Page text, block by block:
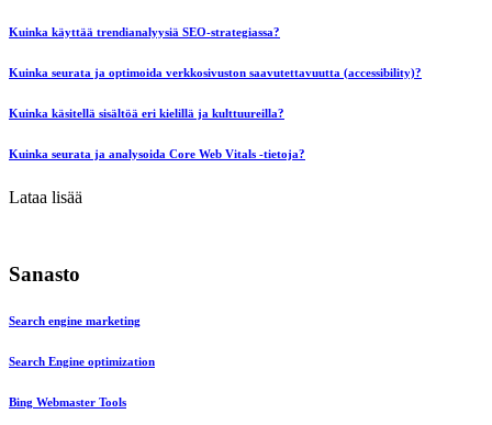
Kuinka käyttää trendianalyysiä SEO-strategiassa?
Kuinka seurata ja optimoida verkkosivuston saavutettavuutta (accessibility)?
Kuinka käsitellä sisältöä eri kielillä ja kulttuureilla?
Kuinka seurata ja analysoida Core Web Vitals -tietoja?
Lataa lisää
Sanasto
Search engine marketing
Search Engine optimization
Bing Webmaster Tools